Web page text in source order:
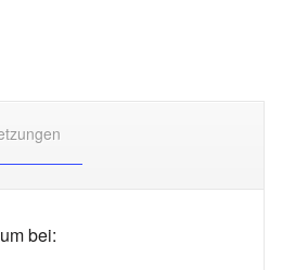
bei: